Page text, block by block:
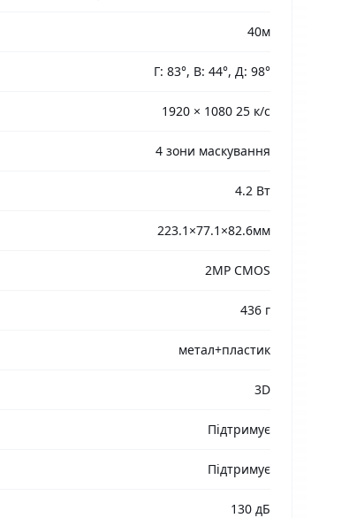
40м
Г: 83°, В: 44°, Д: 98°
1920 × 1080 25 к/с
4 зони маскування
4.2 Вт
223.1×77.1×82.6мм
2MP CMOS
436 г
метал+пластик
3D
Підтримує
Підтримує
130 дБ